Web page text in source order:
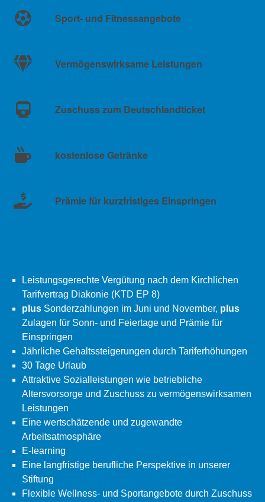
Sport- und Fitnessangebote
Vermögenswirksame Leistungen
Zuschuss zum Deutschlandticket
kostenlose Getränke
Prämie für kurzfristiges Einspringen
Leistungsgerechte Vergütung nach dem Kirchlichen
Tarifvertrag Diakonie (KTD EP 8)
plus Sonderzahlungen im Juni und November, plus
Zulagen für Sonn- und Feiertage und Prämie für
Einspringen
Jährliche Gehaltssteigerungen durch Tariferhöhungen
30 Tage Urlaub
Attraktive Sozialleistungen wie betriebliche
Altersvorsorge und Zuschuss zu vermögenswirksamen
Leistungen
Eine wertschätzende und zugewandte
Arbeitsatmosphäre
E-learning
Eine langfristige berufliche Perspektive in unserer
Stiftung
Flexible Wellness- und Sportangebote durch Zuschuss